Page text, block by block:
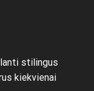
stilingus
kiekvienai